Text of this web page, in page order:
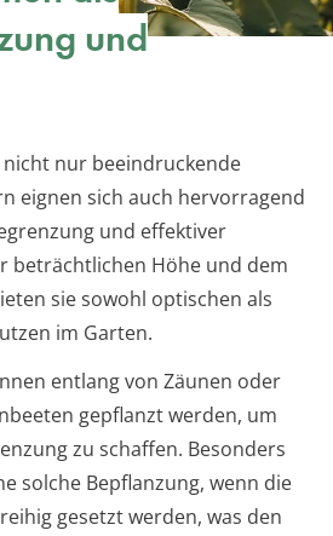
und
nur beeindruckende
eignen sich auch hervorragend
und effektiver
beträchtlichen Höhe und dem
sie sowohl optischen als
im Garten.
entlang von Zäunen oder
gepflanzt werden, um
zu schaffen. Besonders
solche Bepflanzung, wenn die
gesetzt werden, was den